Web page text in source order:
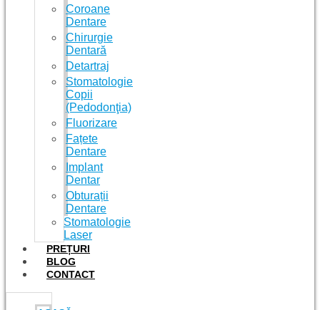
Coroane
Dentare
Chirurgie
Dentară
Detartraj
Stomatologie
Copii
(Pedodonţia)
Fluorizare
Fațete
Dentare
Implant
Dentar
Obturații
Dentare
Stomatologie
Laser
PREȚURI
BLOG
CONTACT